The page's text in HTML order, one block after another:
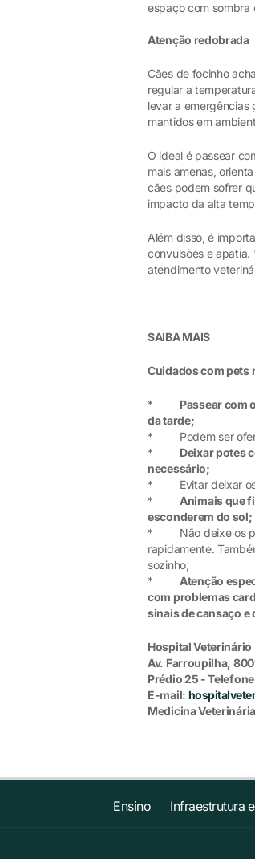
espaço com sombra
Atenção redobrada
Cães de focinho
regular a
levar a emergências
mantidos em
O ideal é passear
mais amenas,
cães podem sofrer
impacto da alta
Além disso, é
convulsões e
atendimento
SAIBA MAIS
Cuidados com pets
* Passear com
da tarde;
* Podem ser
* Deixar potes
necessário;
* Evitar deixar os
* Animais que
esconderem do sol;
* Não deixe os
rapidamente.
sozinho;
* Atenção
com problemas
sinais de cansaço
Hospital Veterinário
Av. Farroupilha,
Prédio 25 -
E-mail:
Medicina
Ensino Infraestrutura